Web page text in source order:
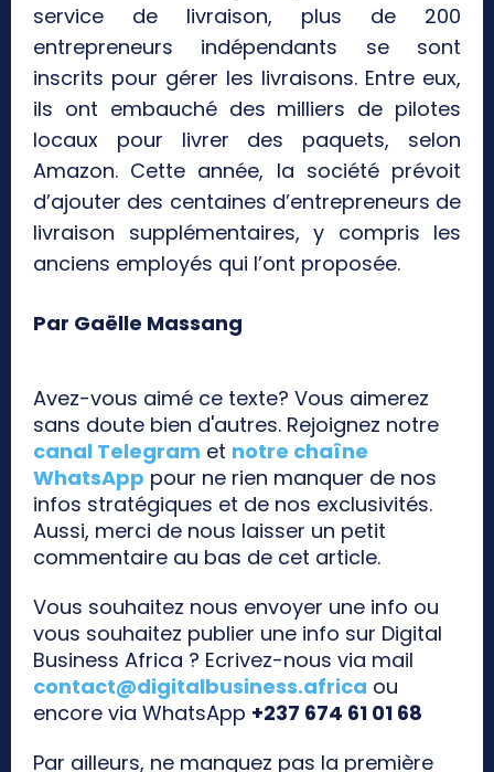
service de livraison, plus de 200
entrepreneurs indépendants se sont
inscrits pour gérer les livraisons. Entre eux,
ils ont embauché des milliers de pilotes
locaux pour livrer des paquets, selon
Amazon. Cette année, la société prévoit
d’ajouter des centaines d’entrepreneurs de
livraison supplémentaires, y compris les
anciens employés qui l’ont proposée.
Par Gaëlle Massang
Avez-vous aimé ce texte? Vous aimerez
sans doute bien d'autres. Rejoignez notre
canal Telegram et notre chaîne
WhatsApp pour ne rien manquer de nos
infos stratégiques et de nos exclusivités.
Aussi, merci de nous laisser un petit
commentaire au bas de cet article.
Vous souhaitez nous envoyer une info ou
vous souhaitez publier une info sur Digital
Business Africa ? Ecrivez-nous via mail
contact@digitalbusiness.africa ou
encore via WhatsApp +237 674 61 01 68
Par ailleurs, ne manquez pas la première